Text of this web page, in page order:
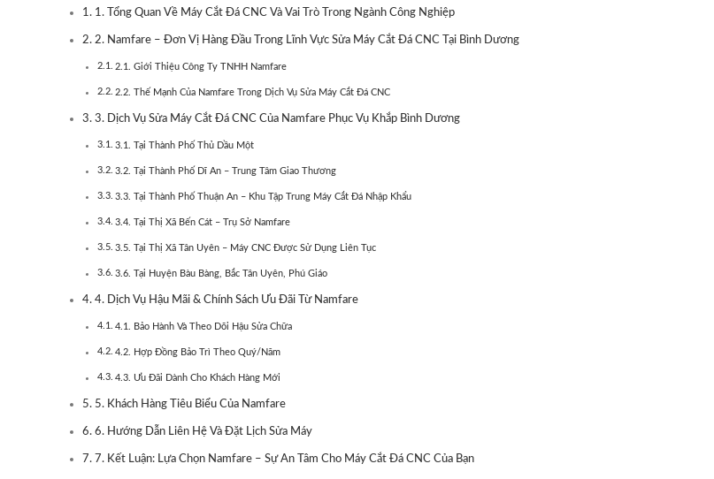
1. Tổng Quan Về Máy Cắt Đá CNC Và Vai Trò Trong Ngành Công Nghiệp
2. Namfare – Đơn Vị Hàng Đầu Trong Lĩnh Vực Sửa Máy Cắt Đá CNC Tại Bình Dương
2.1. Giới Thiệu Công Ty TNHH Namfare
2.2. Thế Mạnh Của Namfare Trong Dịch Vụ Sửa Máy Cắt Đá CNC
3. Dịch Vụ Sửa Máy Cắt Đá CNC Của Namfare Phục Vụ Khắp Bình Dương
3.1. Tại Thành Phố Thủ Dầu Một
3.2. Tại Thành Phố Dĩ An – Trung Tâm Giao Thương
3.3. Tại Thành Phố Thuận An – Khu Tập Trung Máy Cắt Đá Nhập Khẩu
3.4. Tại Thị Xã Bến Cát – Trụ Sở Namfare
3.5. Tại Thị Xã Tân Uyên – Máy CNC Được Sử Dụng Liên Tục
3.6. Tại Huyện Bàu Bàng, Bắc Tân Uyên, Phú Giáo
4. Dịch Vụ Hậu Mãi & Chính Sách Ưu Đãi Từ Namfare
4.1. Bảo Hành Và Theo Dõi Hậu Sửa Chữa
4.2. Hợp Đồng Bảo Trì Theo Quý/Năm
4.3. Ưu Đãi Dành Cho Khách Hàng Mới
5. Khách Hàng Tiêu Biểu Của Namfare
6. Hướng Dẫn Liên Hệ Và Đặt Lịch Sửa Máy
7. Kết Luận: Lựa Chọn Namfare – Sự An Tâm Cho Máy Cắt Đá CNC Của Bạn